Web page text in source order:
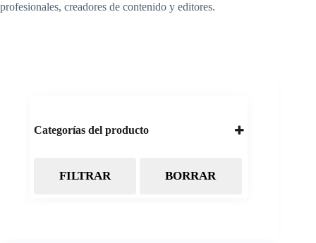
profesionales, creadores de contenido y editores.
Categorías del producto
Almacenamiento
FILTRAR BORRAR